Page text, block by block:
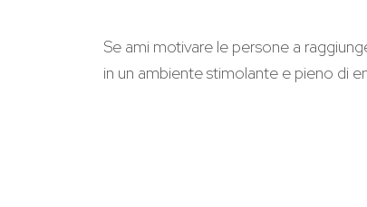
Se ami motivare le persone a
in un ambiente stimolante e pieno di